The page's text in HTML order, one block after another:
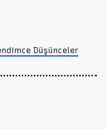
Düşünceler